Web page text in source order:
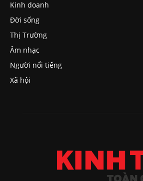
Kinh doanh
Đời sống
Thị Trường
Âm nhạc
Người nổi tiếng
Xã hội